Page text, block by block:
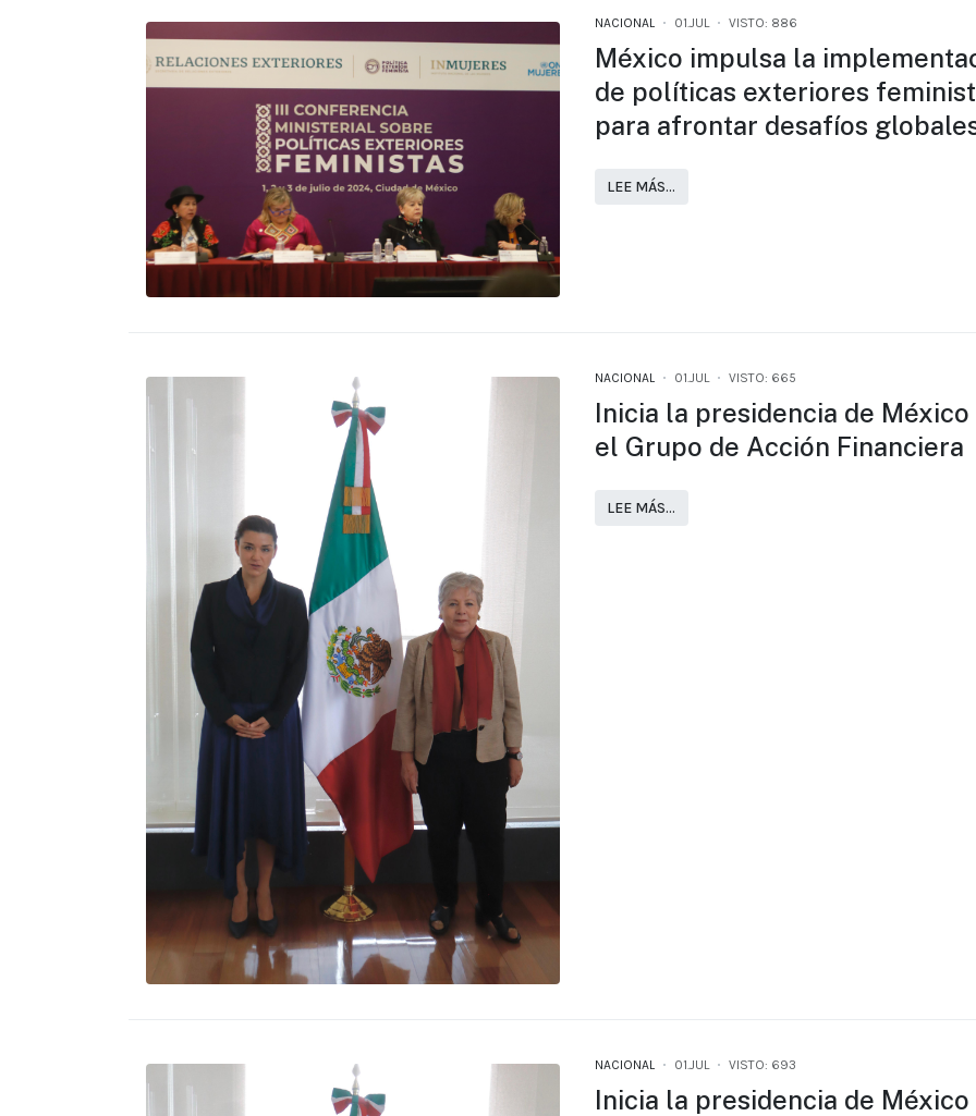
NACIONAL 01.JUL VISTO: 886
México impulsa la
de políticas exteriores
para afrontar desafíos
LEE MÁS…
NACIONAL 01.JUL VISTO: 665
Inicia la presidencia de México
el Grupo de Acción Financiera
LEE MÁS…
NACIONAL 01.JUL VISTO: 693
Inicia la presidencia de México